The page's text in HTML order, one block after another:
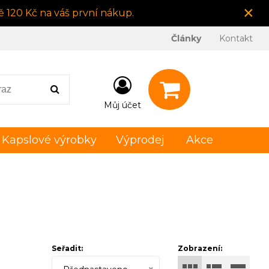
Kč na váš první nákup. ×
Články Kontakt
Můj účet
Kapslové výrobky Výprodej Akce
Zobrazení:
Seřadit: